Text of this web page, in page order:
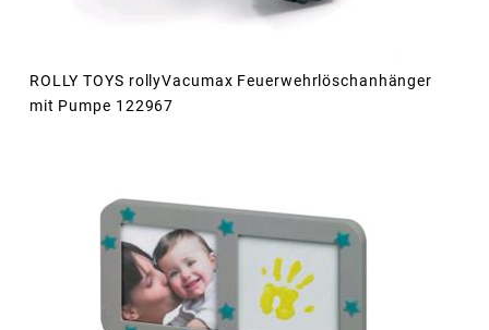
ROLLY TOYS rollyVacumax Feuerwehrlöschanhänger
mit Pumpe 122967